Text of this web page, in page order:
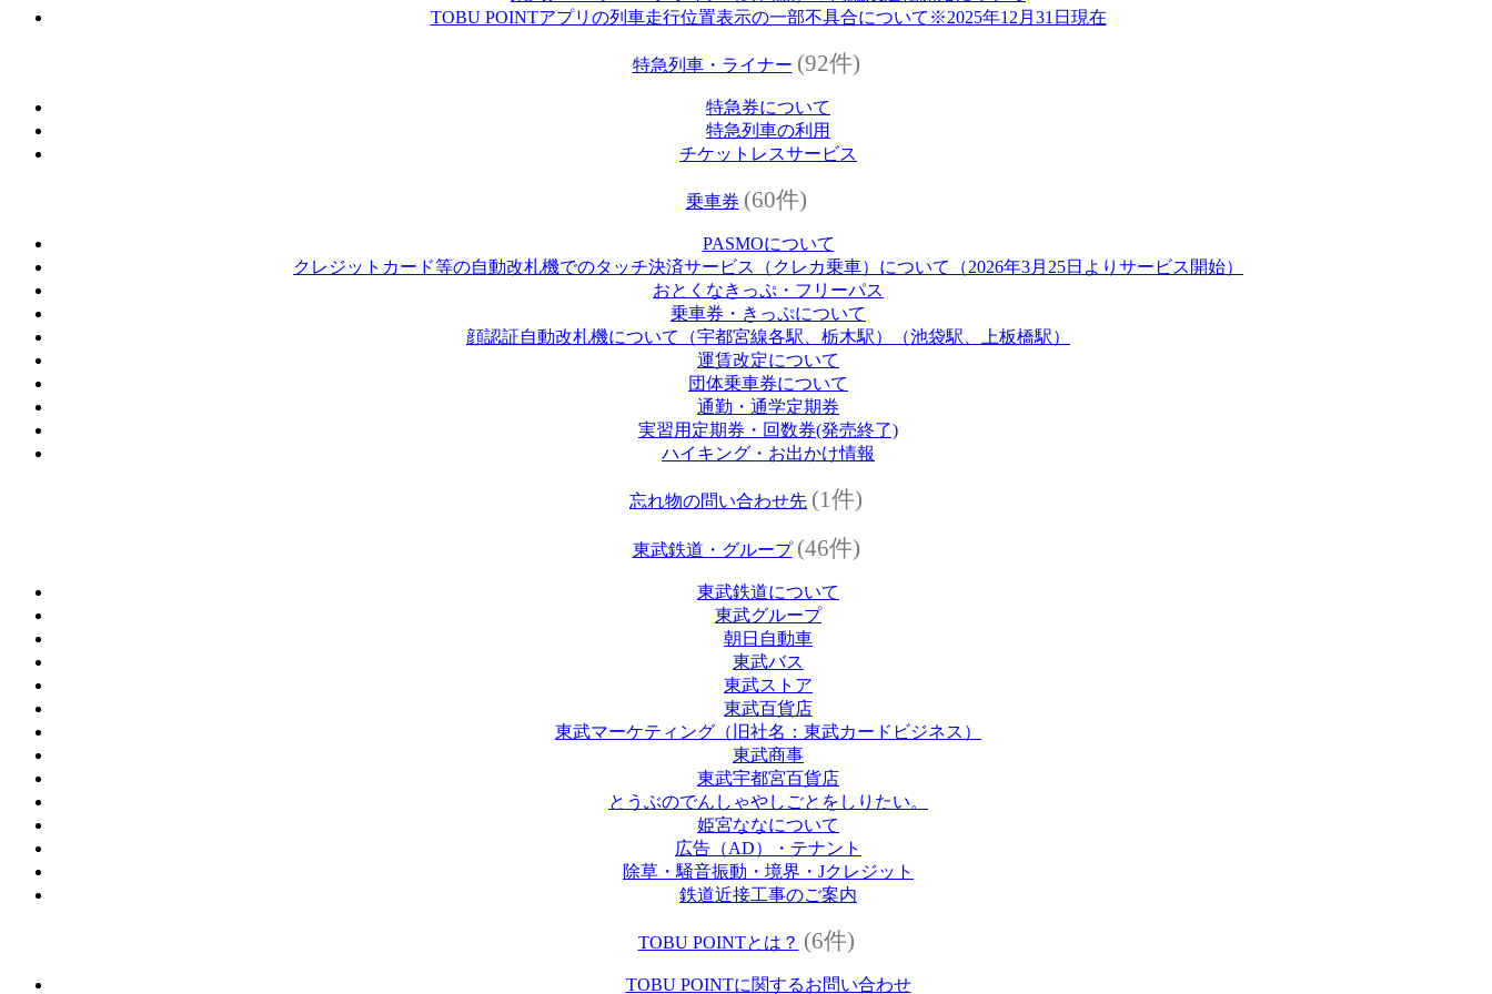
TOBU POINTアプリの列車走行位置表示の一部不具合について※2025年12月31日現在
特急列車・ライナー (92件)
特急券について
特急列車の利用
チケットレスサービス
乗車券 (60件)
PASMOについて
クレジットカード等の自動改札機でのタッチ決済サービス（クレカ乗車）について（2026年3月25日よりサービス開始）
おとくなきっぷ・フリーパス
乗車券・きっぷについて
顔認証自動改札機について（宇都宮線各駅、栃木駅）（池袋駅、上板橋駅）
運賃改定について
団体乗車券について
通勤・通学定期券
実習用定期券・回数券(発売終了)
ハイキング・お出かけ情報
忘れ物の問い合わせ先 (1件)
東武鉄道・グループ (46件)
東武鉄道について
東武グループ
朝日自動車
東武バス
東武ストア
東武百貨店
東武マーケティング（旧社名：東武カードビジネス）
東武商事
東武宇都宮百貨店
とうぶのでんしゃやしごとをしりたい。
姫宮ななについて
広告（AD）・テナント
除草・騒音振動・境界・Jクレジット
鉄道近接工事のご案内
TOBU POINTとは？ (6件)
TOBU POINTに関するお問い合わせ